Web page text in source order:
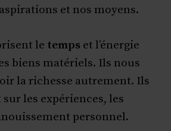
et nos moyens.
le temps et l’énergie
biens matériels. Ils nous
la richesse autrement. Ils
les expériences, les
personnel.